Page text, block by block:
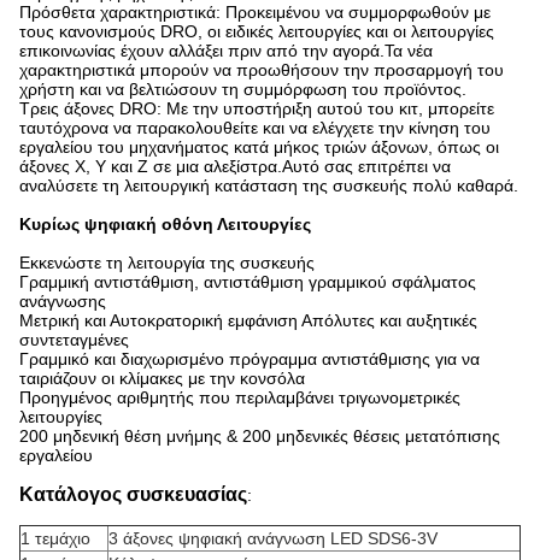
Πρόσθετα χαρακτηριστικά: Προκειμένου να συμμορφωθούν με
τους κανονισμούς DRO, οι ειδικές λειτουργίες και οι λειτουργίες
επικοινωνίας έχουν αλλάξει πριν από την αγορά.Τα νέα
χαρακτηριστικά μπορούν να προωθήσουν την προσαρμογή του
χρήστη και να βελτιώσουν τη συμμόρφωση του προϊόντος.
Τρεις άξονες DRO: Με την υποστήριξη αυτού του κιτ, μπορείτε
ταυτόχρονα να παρακολουθείτε και να ελέγχετε την κίνηση του
εργαλείου του μηχανήματος κατά μήκος τριών άξονων, όπως οι
άξονες X, Y και Z σε μια αλεξίστρα.Αυτό σας επιτρέπει να
αναλύσετε τη λειτουργική κατάσταση της συσκευής πολύ καθαρά.
Κυρίως ψηφιακή οθόνη Λειτουργίες
Εκκενώστε τη λειτουργία της συσκευής
Γραμμική αντιστάθμιση, αντιστάθμιση γραμμικού σφάλματος
ανάγνωσης
Μετρική και Αυτοκρατορική εμφάνιση Απόλυτες και αυξητικές
συντεταγμένες
Γραμμικό και διαχωρισμένο πρόγραμμα αντιστάθμισης για να
ταιριάζουν οι κλίμακες με την κονσόλα
Προηγμένος αριθμητής που περιλαμβάνει τριγωνομετρικές
λειτουργίες
200 μηδενική θέση μνήμης & 200 μηδενικές θέσεις μετατόπισης
εργαλείου
Κατάλογος συσκευασίας:
1 τεμάχιο
3 άξονες ψηφιακή ανάγνωση LED SDS6-3V